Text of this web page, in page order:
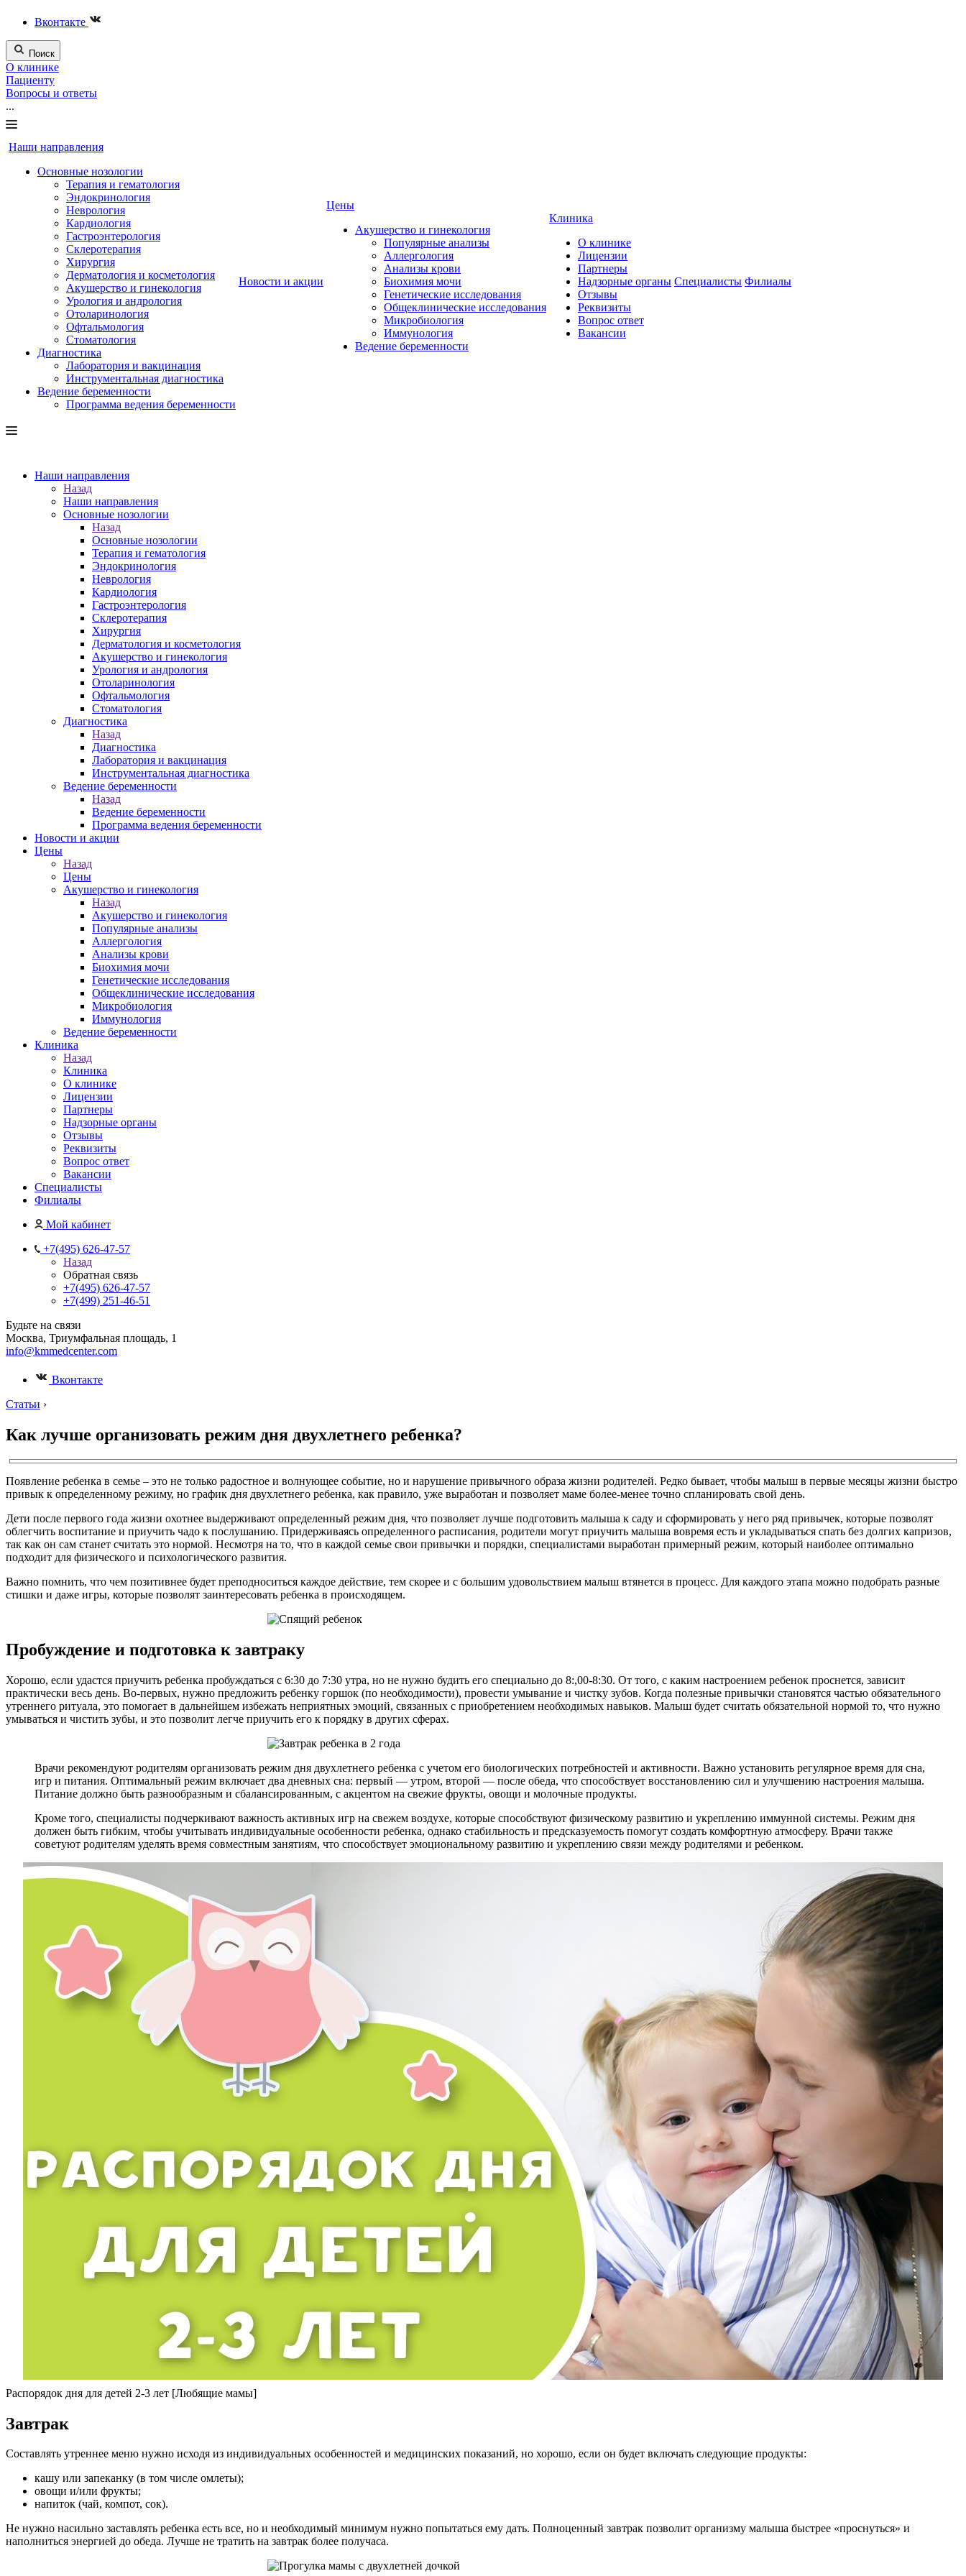
Вконтакте
Поиск
О клинике
Пациенту
Вопросы и ответы
...
Наши направления
Основные нозологии
Терапия и гематология
Эндокринология
Неврология
Кардиология
Гастроэнтерология
Склеротерапия
Хирургия
Дерматология и косметология
Акушерство и гинекология
Урология и андрология
Отоларинология
Офтальмология
Стоматология
Диагностика
Лаборатория и вакцинация
Инструментальная диагностика
Ведение беременности
Программа ведения беременности
Новости и акции
Цены
Акушерство и гинекология
Популярные анализы
Аллергология
Анализы крови
Биохимия мочи
Генетические исследования
Общеклинические исследования
Микробиология
Иммунология
Ведение беременности
Клиника
О клинике
Лицензии
Партнеры
Надзорные органы
Отзывы
Реквизиты
Вопрос ответ
Вакансии
Специалисты Филиалы
Наши направления
Назад
Наши направления
Основные нозологии
Назад
Основные нозологии
Терапия и гематология
Эндокринология
Неврология
Кардиология
Гастроэнтерология
Склеротерапия
Хирургия
Дерматология и косметология
Акушерство и гинекология
Урология и андрология
Отоларинология
Офтальмология
Стоматология
Диагностика
Назад
Диагностика
Лаборатория и вакцинация
Инструментальная диагностика
Ведение беременности
Назад
Ведение беременности
Программа ведения беременности
Новости и акции
Цены
Назад
Цены
Акушерство и гинекология
Назад
Акушерство и гинекология
Популярные анализы
Аллергология
Анализы крови
Биохимия мочи
Генетические исследования
Общеклинические исследования
Микробиология
Иммунология
Ведение беременности
Клиника
Назад
Клиника
О клинике
Лицензии
Партнеры
Надзорные органы
Отзывы
Реквизиты
Вопрос ответ
Вакансии
Специалисты
Филиалы
Мой кабинет
+7(495) 626-47-57
Назад
Обратная связь
+7(495) 626-47-57
+7(499) 251-46-51
Будьте на связи
Москва, Триумфальная площадь, 1
info@kmmedcenter.com
Вконтакте
Статьи ›
Как лучше организовать режим дня двухлетнего ребенка?
Появление ребенка в семье – это не только радостное и волнующее событие, но и нарушение привычного образа жизни родителей. Редко бывает, чтобы малыш в первые месяцы жизни быстро
привык к определенному режиму, но график дня двухлетнего ребенка, как правило, уже выработан и позволяет маме более-менее точно спланировать свой день.
Дети после первого года жизни охотнее выдерживают определенный режим дня, что позволяет лучше подготовить малыша к саду и сформировать у него ряд привычек, которые позволят
облегчить воспитание и приучить чадо к послушанию. Придерживаясь определенного расписания, родители могут приучить малыша вовремя есть и укладываться спать без долгих капризов,
так как он сам станет считать это нормой. Несмотря на то, что в каждой семье свои привычки и порядки, специалистами выработан примерный режим, который наиболее оптимально
подходит для физического и психологического развития.
Важно помнить, что чем позитивнее будет преподноситься каждое действие, тем скорее и с большим удовольствием малыш втянется в процесс. Для каждого этапа можно подобрать разные
стишки и даже игры, которые позволят заинтересовать ребенка в происходящем.
Пробуждение и подготовка к завтраку
Хорошо, если удастся приучить ребенка пробуждаться с 6:30 до 7:30 утра, но не нужно будить его специально до 8:,00-8:30. От того, с каким настроением ребенок проснется, зависит
практически весь день. Во-первых, нужно предложить ребенку горшок (по необходимости), провести умывание и чистку зубов. Когда полезные привычки становятся частью обязательного
утреннего ритуала, это помогает в дальнейшем избежать неприятных эмоций, связанных с приобретением необходимых навыков. Малыш будет считать обязательной нормой то, что нужно
умываться и чистить зубы, и это позволит легче приучить его к порядку в других сферах.
Врачи рекомендуют родителям организовать режим дня двухлетнего ребенка с учетом его биологических потребностей и активности. Важно установить регулярное время для сна,
игр и питания. Оптимальный режим включает два дневных сна: первый — утром, второй — после обеда, что способствует восстановлению сил и улучшению настроения малыша.
Питание должно быть разнообразным и сбалансированным, с акцентом на свежие фрукты, овощи и молочные продукты.
Кроме того, специалисты подчеркивают важность активных игр на свежем воздухе, которые способствуют физическому развитию и укреплению иммунной системы. Режим дня
должен быть гибким, чтобы учитывать индивидуальные особенности ребенка, однако стабильность и предсказуемость помогут создать комфортную атмосферу. Врачи также
советуют родителям уделять время совместным занятиям, что способствует эмоциональному развитию и укреплению связи между родителями и ребенком.
Распорядок дня для детей 2-3 лет [Любящие мамы]
Завтрак
Составлять утреннее меню нужно исходя из индивидуальных особенностей и медицинских показаний, но хорошо, если он будет включать следующие продукты:
кашу или запеканку (в том числе омлеты);
овощи и/или фрукты;
напиток (чай, компот, сок).
Не нужно насильно заставлять ребенка есть все, но и необходимый минимум нужно попытаться ему дать. Полноценный завтрак позволит организму малыша быстрее «проснуться» и
наполниться энергией до обеда. Лучше не тратить на завтрак более получаса.